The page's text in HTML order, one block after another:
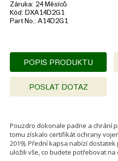
Záruka 24 Měsíců
Kód
DXA14D2G1
Part No. A14D2G1
POPIS PRODUKTU
POSLAT DOTAZ
Pouzdro dokonale padne a chrání
tomu získalo certifikát ochrany
2019). Přední kapsa nabízí
uložili vše, co budete potřebovat